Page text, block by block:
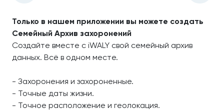
Только в нашем приложении вы можете создать
Семейный Архив захоронений
Создайте вместе с iWALY свой семейный архив
данных. Всё в одном месте.
- Захоронения и захороненные.
- Точные даты жизни.
- Точное расположение и геолокация.